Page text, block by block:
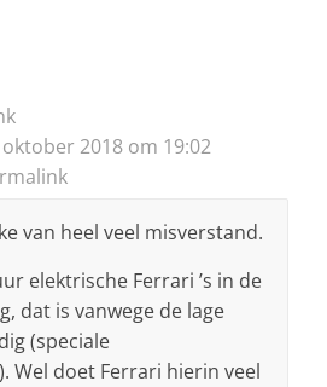
oktober 2018 om 19:02
van heel veel misverstand.
elektrische Ferrari ’s in de
dat is vanwege de lage
(speciale
Wel doet Ferrari hierin veel